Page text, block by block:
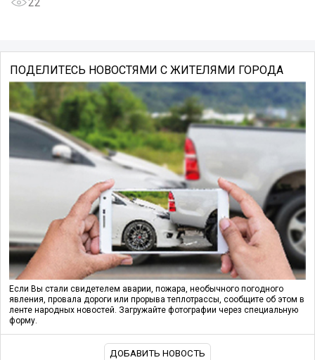
ПОДЕЛИТЕСЬ НОВОСТЯМИ С ЖИТЕЛЯМИ ГОРОДА
Если Вы стали свидетелем аварии, пожара, необычного погодного
явления, провала дороги или прорыва теплотрассы, сообщите об этом в
ленте народных новостей. Загружайте фотографии через специальную
форму.
ДОБАВИТЬ НОВОСТЬ